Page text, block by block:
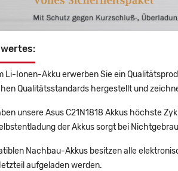
Li-Ionen-Akku erwerben Sie ein
Qualitätsstandards hergestellt und
unsere Asus C21N1818 Akkus höchste
der Akkus sorgt bei
Nachbau-Akkus besitzen alle
aufgeladen werden.